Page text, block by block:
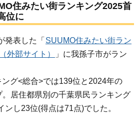
住みたい街ランキング2025首
位に
発表した「 SUUMO住みたい街ラン
外部サイト）
」に我孫子市がラン
グ<総合>では139位と2024年の
居住都県別の千葉県民ランキング
ンし23位(得点は71点)でした。